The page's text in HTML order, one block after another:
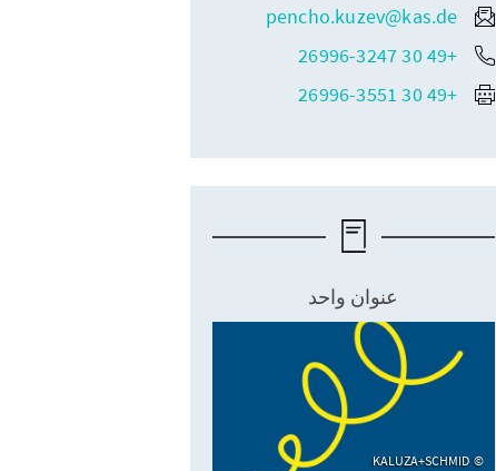
pencho.kuzev@kas.de
+49 30 26996-3247
+49 30 26996-3551
عنوان واحد
KALUZA+SCHMID